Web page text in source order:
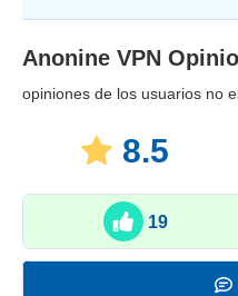
Anonine VPN
opiniones de los usuarios no
8.5
19